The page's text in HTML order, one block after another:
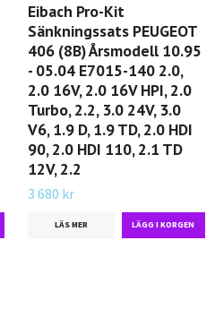
Eibach Pro-Kit
Sänkningssats PEUGEOT
406 (8B) Årsmodell 10.95
- 05.04 E7015-140 2.0,
2.0 16V, 2.0 16V HPI, 2.0
Turbo, 2.2, 3.0 24V, 3.0
V6, 1.9 D, 1.9 TD, 2.0 HDI
90, 2.0 HDI 110, 2.1 TD
12V, 2.2
3 680 kr
LÄS MER